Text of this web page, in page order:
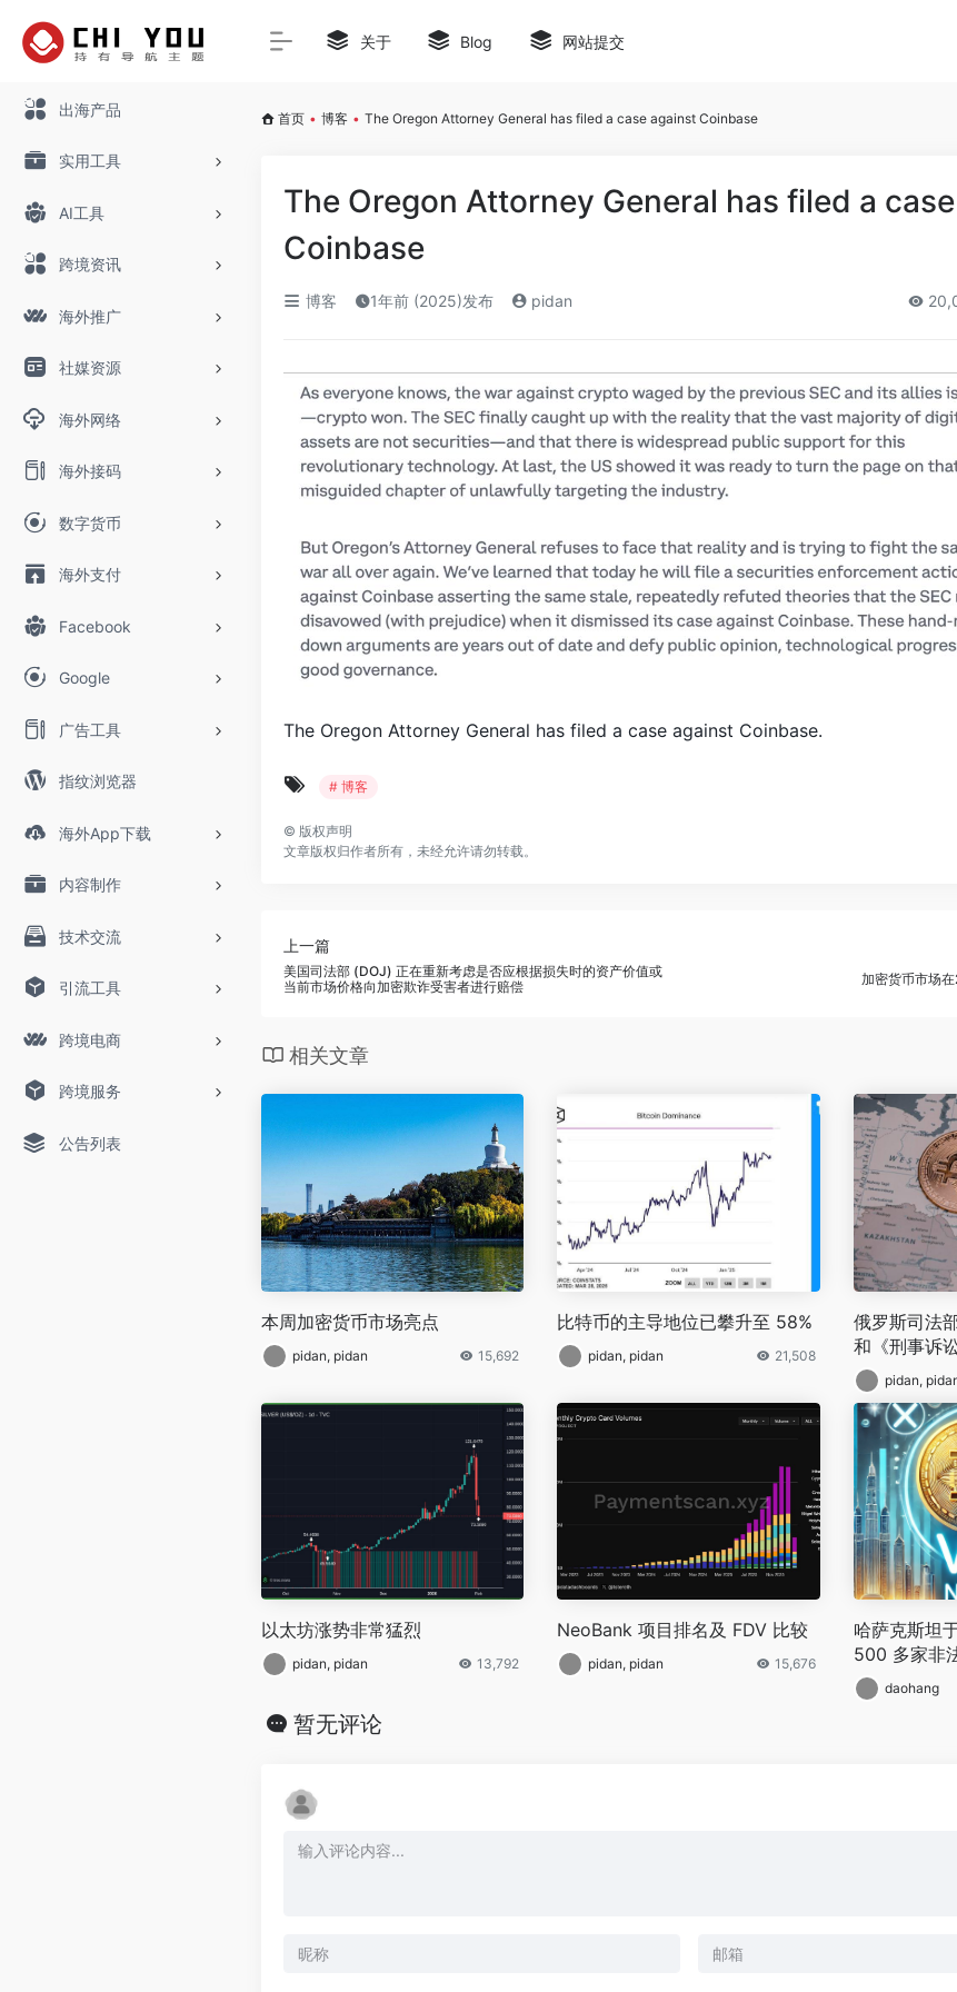
出海产品
实用工具
AI工具
跨境资讯
海外推广
社媒资源
海外网络
海外接码
数字货币
海外支付
Facebook
Google
广告工具
指纹浏览器
海外App下载
内容制作
技术交流
引流工具
跨境电商
跨境服务
公告列表
关于 Blog 网站提交
首页 • 博客 • The Oregon Attorney General has filed a case against Coinbase
The Oregon Attorney General has filed a
Coinbase
博客 1年前 (2025)发布 pidan
The Oregon Attorney General has filed a case against Coinbase.
# 博客
© 版权声明
文章版权归作者所有，未经允许请勿转载。
上一篇
美国司法部 (DOJ) 正在重新考虑是否应根据损失时的资产价值或
当前市场价格向加密欺诈受害者进行赔偿
加密货币市场
相关文章
本周加密货币市场亮点
pidan, pidan 15,692
比特币的主导地位已攀升至 58%
pidan, pidan 21,508
俄罗斯司法
和《刑事诉讼
pidan,
以太坊涨势非常猛烈
pidan, pidan 13,792
NeoBank 项目排名及 FDV 比较
pidan, pidan 15,676
哈萨克斯坦
500 多家非
易所 daohang
暂无评论